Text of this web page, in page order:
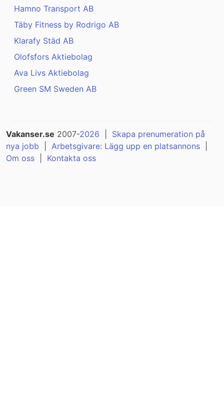
Hamno Transport AB
Täby Fitness by Rodrigo AB
Klarafy Städ AB
Olofsfors Aktiebolag
Ava Livs Aktiebolag
Green SM Sweden AB
Vakanser.se 2007-2026
Skapa prenumeration på
nya jobb
Arbetsgivare: Lägg upp en platsannons
Om oss
Kontakta oss